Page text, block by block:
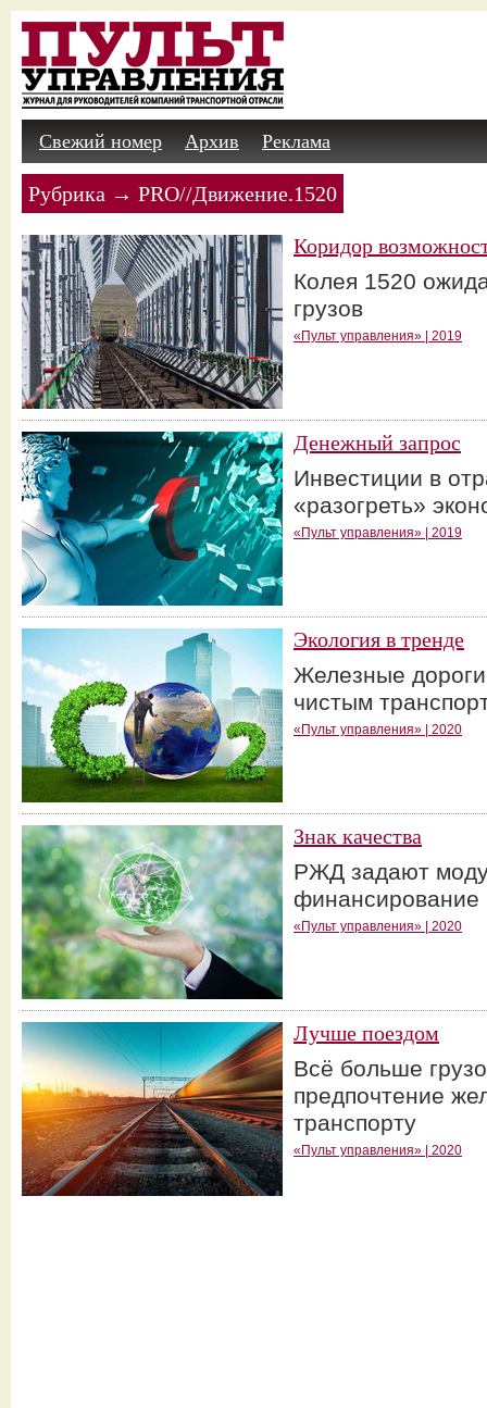
Свежий номер Архив Реклама
Рубрика → PRO//Движение.1520
Коридор
Колея 1520
грузов
«Пульт управления» | 2019
Денежный запрос
Инвестиции в
«разогреть»
«Пульт управления» | 2019
Экология в тренде
Железные
чистым
«Пульт управления» | 2020
Знак качества
РЖД задают
финансирование
«Пульт управления» | 2020
Лучше поездом
Всё больше
предпочтение
транспорту
«Пульт управления» | 2020